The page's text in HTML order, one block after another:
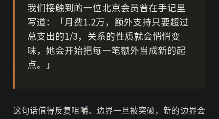
我们接触到的一位北京会员曾在手记里
写道：「月费1.2万，额外支持只要超过
总支出的1/3，关系的性质就会悄悄变
味，她会开始把每一笔额外当成新的起
点。」
这句话值得反复咀嚼。边界一旦被突破，新的边界会